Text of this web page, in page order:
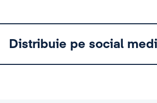
Distribuie pe social